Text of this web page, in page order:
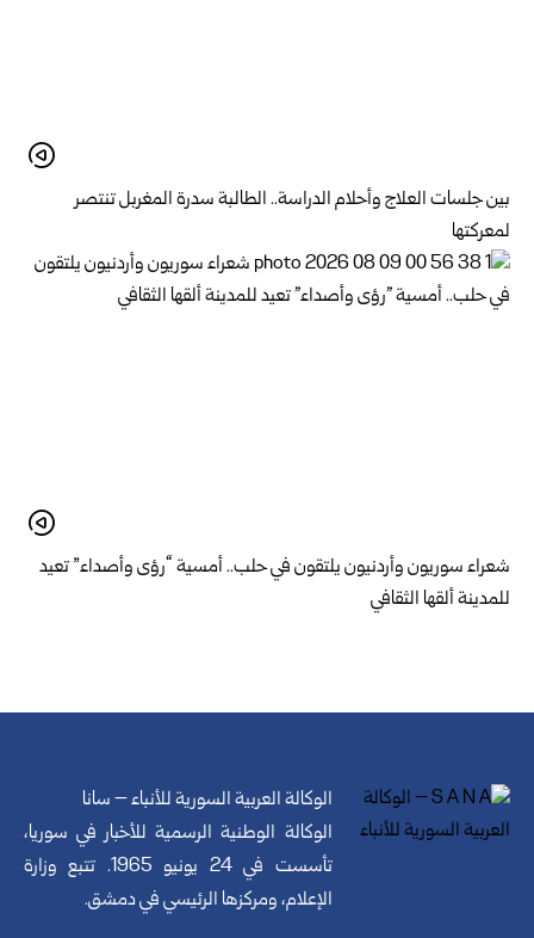
بين جلسات العلاج وأحلام الدراسة.. الطالبة سدرة المغربل تنتصر
لمعركتها
شعراء سوريون وأردنيون يلتقون في حلب.. أمسية “رؤى وأصداء” تعيد
للمدينة ألقها الثقافي
الوكالة العربية السورية للأنباء – سانا
الوكالة الوطنية الرسمية للأخبار في سوريا،
تأسست في 24 يونيو 1965. تتبع وزارة
الإعلام، ومركزها الرئيسي في دمشق.